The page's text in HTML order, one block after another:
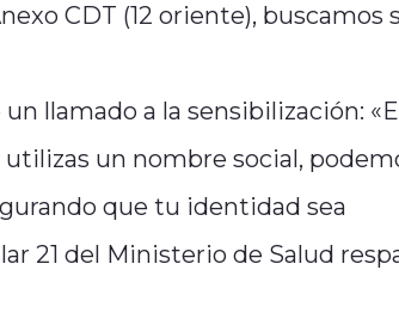
CDT (12 oriente), buscamos
llamado a la sensibilización:
un nombre social,
que tu identidad sea
21 del Ministerio de Salud